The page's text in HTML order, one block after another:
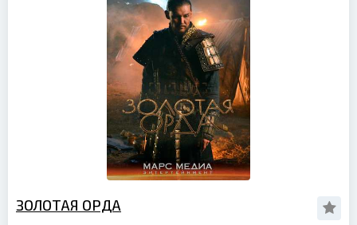
ЗОЛОТАЯ ОРДА